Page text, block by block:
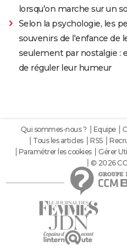
lorsqu'on marche sur un
Selon la psychologie, les
souvenirs de l'enfance de
seulement par nostalgie :
de réguler leur humeur
Qui sommes-nous ? Equipe
Tous les articles
RSS
Paramétrer les cookies
Gérer
© 2026